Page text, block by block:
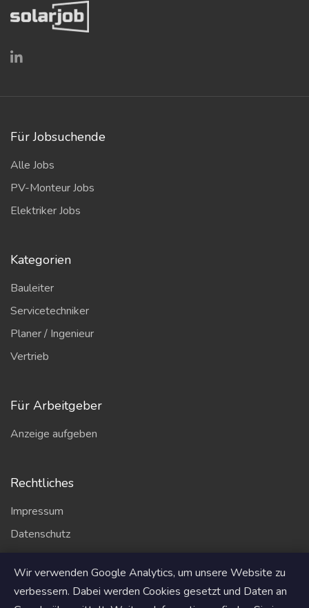
Für Jobsuchende
Alle Jobs
PV-Monteur Jobs
Elektriker Jobs
Kategorien
Bauleiter
Servicetechniker
Planer / Ingenieur
Vertrieb
Für Arbeitgeber
Anzeige aufgeben
Rechtliches
Impressum
Datenschutz
Partner
Wir verwenden Google Analytics, um unsere Website zu
verbessern. Dabei werden Cookies gesetzt und Daten an